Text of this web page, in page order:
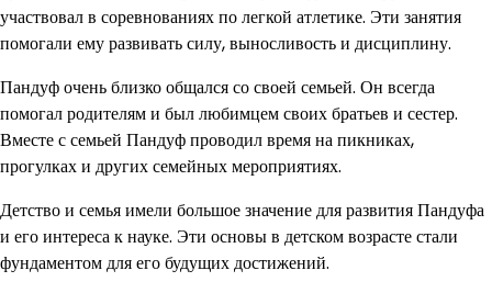
участвовал в соревнованиях по легкой атлетике. Эти занятия
помогали ему развивать силу, выносливость и дисциплину.
Пандуф очень близко общался со своей семьей. Он всегда
помогал родителям и был любимцем своих братьев и сестер.
Вместе с семьей Пандуф проводил время на пикниках,
прогулках и других семейных мероприятиях.
Детство и семья имели большое значение для развития Пандуфа
и его интереса к науке. Эти основы в детском возрасте стали
фундаментом для его будущих достижений.